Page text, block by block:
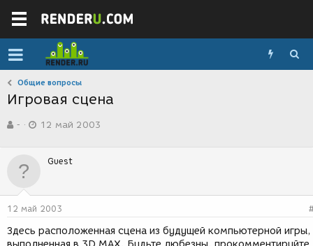
Общие вопросы
Игровая сцена
в
р
м
-
а
д
н
и
12 май 2003
Guest
12 май 2003
Здесь расположенная сцена из будущей компьютерной игры,